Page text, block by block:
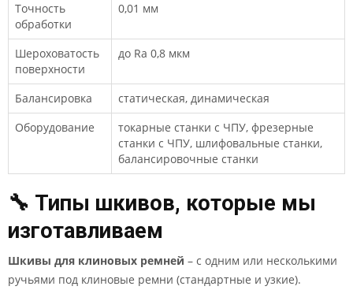
Точность
обработки
0,01 мм
Шероховатость
поверхности
до Ra 0,8 мкм
Балансировка
статическая, динамическая
Оборудование
токарные станки с ЧПУ, фрезерные
станки с ЧПУ, шлифовальные станки,
балансировочные станки
🔧 Типы шкивов, которые мы
изготавливаем
Шкивы для клиновых ремней – с одним или несколькими
ручьями под клиновые ремни (стандартные и узкие).